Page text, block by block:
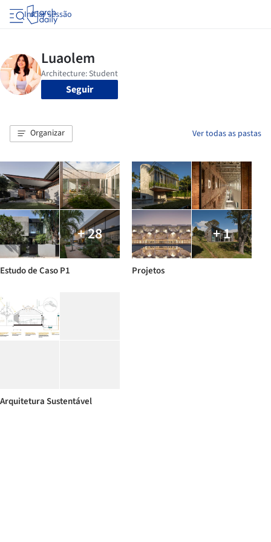
Iniciar sessão
Seguir
Organizar Ver todas as pastas
+ 28
Estudo de Caso P1
+ 1
Projetos
Arquitetura Sustentável